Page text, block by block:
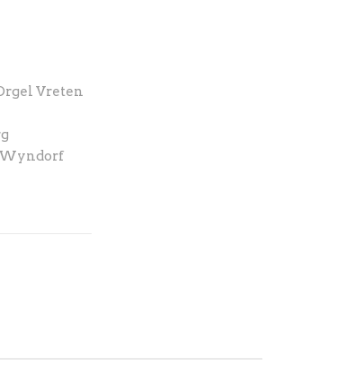
Vreten
Wyndorf